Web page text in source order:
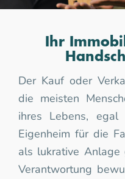
Ihr
Der Kauf oder
die meisten
ihres Lebens, egal
Eigenheim für die
als lukrative Anlage
Verantwortung